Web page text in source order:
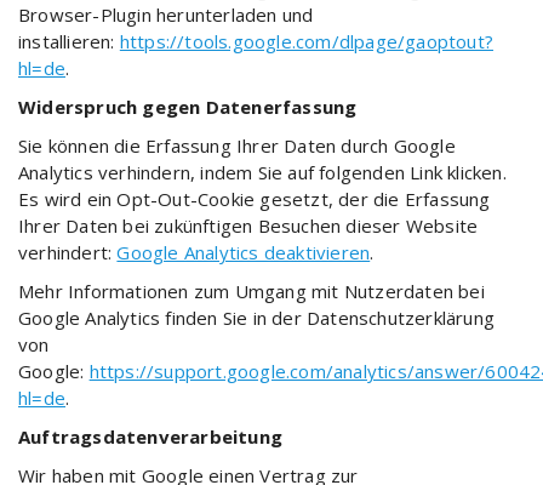
Browser-Plugin herunterladen und
installieren: https://tools.google.com/dlpage/gaoptout?
hl=de.
Widerspruch gegen Datenerfassung
Sie können die Erfassung Ihrer Daten durch Google
Analytics verhindern, indem Sie auf folgenden Link klicken.
Es wird ein Opt-Out-Cookie gesetzt, der die Erfassung
Ihrer Daten bei zukünftigen Besuchen dieser Website
verhindert:Google Analytics deaktivieren.
Mehr Informationen zum Umgang mit Nutzerdaten bei
Google Analytics finden Sie in der Datenschutzerklärung
von
Google: https://support.google.com/analytics/answer/
hl=de.
Auftragsdatenverarbeitung
Wir haben mit Google einen Vertrag zur